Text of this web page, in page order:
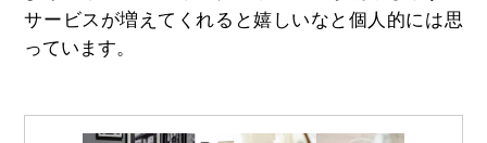
サービスが増えてくれると嬉しいなと個人的には思
っています。